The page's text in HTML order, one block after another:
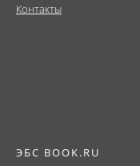
Контакты
ЭБС BOOK.RU